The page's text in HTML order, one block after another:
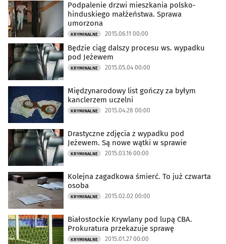
Podpalenie drzwi mieszkania polsko-
hinduskiego małżeństwa. Sprawa
umorzona
KRYMINALNE 2015.06.11 00:00
Będzie ciąg dalszy procesu ws. wypadku
pod Jeżewem
KRYMINALNE 2015.05.04 00:00
Międzynarodowy list gończy za byłym
kanclerzem uczelni
KRYMINALNE 2015.04.28 00:00
Drastyczne zdjęcia z wypadku pod
Jeżewem. Są nowe wątki w sprawie
KRYMINALNE 2015.03.16 00:00
Kolejna zagadkowa śmierć. To już czwarta
osoba
KRYMINALNE 2015.02.02 00:00
Białostockie Krywlany pod lupą CBA.
Prokuratura przekazuje sprawę
KRYMINALNE 2015.01.27 00:00